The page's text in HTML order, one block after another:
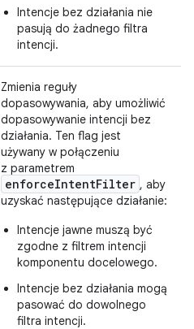
Intencje bez działania nie
pasują do żadnego filtra
intencji.
Zmienia reguły
dopasowywania, aby umożliwić
dopasowywanie intencji bez
działania. Ten flag jest
używany w połączeniu
z parametrem
enforceIntentFilter , aby
uzyskać następujące działanie:
Intencje jawne muszą być
zgodne z filtrem intencji
komponentu docelowego.
Intencje bez działania mogą
pasować do dowolnego
filtra intencji.